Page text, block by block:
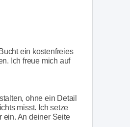
ein kostenfreies
Ich freue mich auf
ohne ein Detail
misst. Ich setze
ein. An deiner Seite